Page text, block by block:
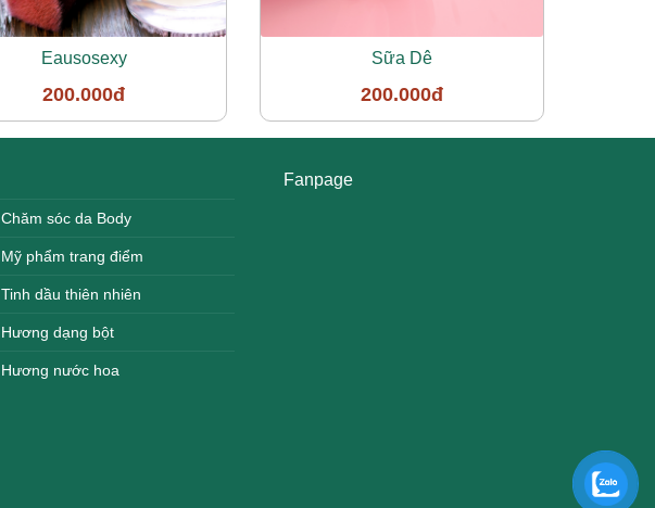
Eausosexy
200.000đ
Sữa Dê
200.000đ
Chăm sóc da Body
Mỹ phẩm trang điểm
Tinh dầu thiên nhiên
Hương dạng bột
Hương nước hoa
Fanpage